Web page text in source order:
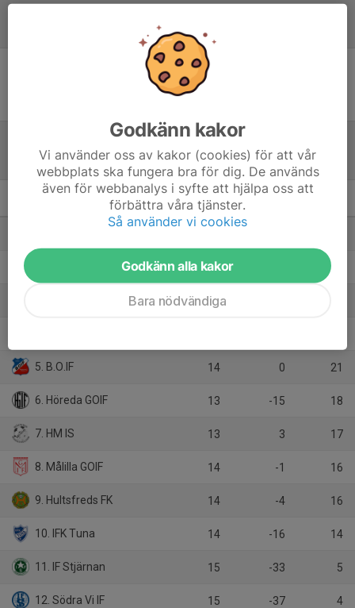
Inget referat skrivet
Tabell
M
14 36
14
5. B.O.IF 14 0 21
6. Höreda GOIF 13 -15 18
7. HM IS 13 3 17
8. Målilla GOIF 14 -1 16
9. Hultsfreds FK 14 -4 16
10. IFK Tuna 14 -16 14
11. IF Stjärnan 15 -33 5
12. Södra Vi IF 15 -37 4
Godkänn kakor
Vi använder oss av kakor (cookies) för att vår
webbplats ska fungera bra för dig. De används
även för webbanalys i syfte att hjälpa oss att
förbättra våra tjänster.
Så använder vi cookies
Godkänn alla kakor
Bara nödvändiga